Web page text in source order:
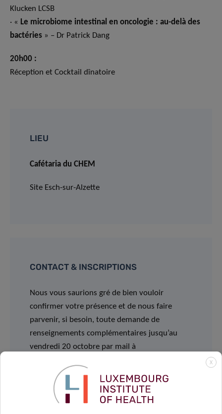
Klucken LCSB
· « Le microbiome intestinal en oncologie : au-delà des
bactéries » – Dr Patrick Dang
20h00 :
Réception et Cocktail dînatoire
LIEU
Cafétaria du CHEM
Site Esch-sur-Alzette
CONTACT & INSCRIPTIONS
Nous vous saurions gré de bien vouloir
confirmer votre présence et de nous faire
parvenir, si besoin, toute demande de
renseignements complémentaires jusqu’au
vendredi 20 octobre par mail à
affiche
X